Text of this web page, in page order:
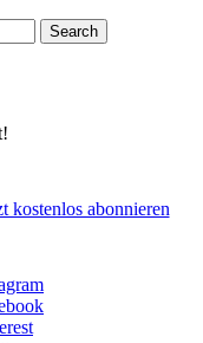
Search
kostenlos abonnieren